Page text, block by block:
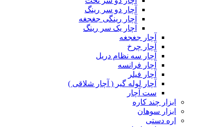
آچار دو سر رینگ
آچار رینگی جغجغه
آچار یک سر رینگ
آچار جغجغه
آچار چرخ
آچار سه نظام دریل
آچار فرانسه
آچار فیلر
آچار لوله گیر ( آچار شلاقی )
ست آچار
ابزار چند کاره
ابزار سوهان
اره دستی